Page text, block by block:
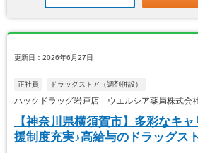
更新日：2026年6月27日
正社員 ドラッグストア（調剤併設）
ハックドラッグ岩戸店 ウエルシア薬局株式会
【神奈川県横須賀市】多彩なキ
援制度充実♪高給与のドラッグス